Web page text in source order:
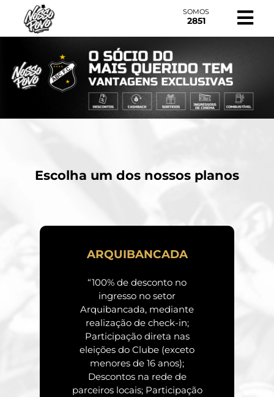
SOMOS
2851
Escolha um dos nossos planos
ARQUIBANCADA
“100% de desconto no
ingresso no setor
Arquibancada, mediante
realização de check-in;
Participação direta nas
eleições do Clube (exceto
menores de 16 anos);
Descontos na rede de
parceiros locais; Participação